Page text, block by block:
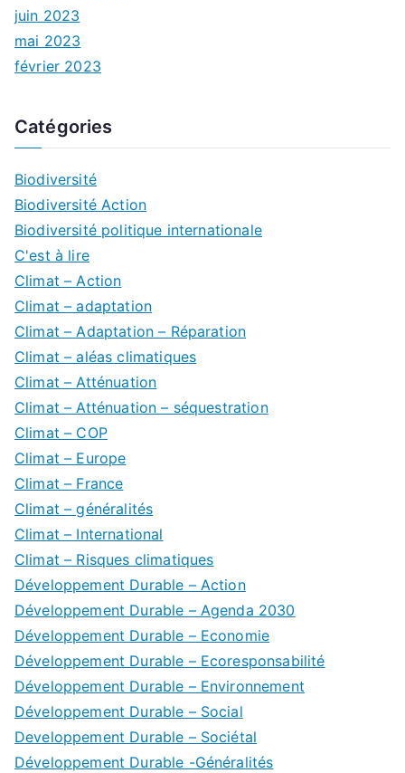
juin 2023
mai 2023
février 2023
Catégories
Biodiversité
Biodiversité Action
Biodiversité politique internationale
C'est à lire
Climat – Action
Climat – adaptation
Climat – Adaptation – Réparation
Climat – aléas climatiques
Climat – Atténuation
Climat – Atténuation – séquestration
Climat – COP
Climat – Europe
Climat – France
Climat – généralités
Climat – International
Climat – Risques climatiques
Développement Durable – Action
Développement Durable – Agenda 2030
Développement Durable – Economie
Développement Durable – Ecoresponsabilité
Développement Durable – Environnement
Développement Durable – Social
Developpement Durable – Sociétal
Développement Durable -Généralités